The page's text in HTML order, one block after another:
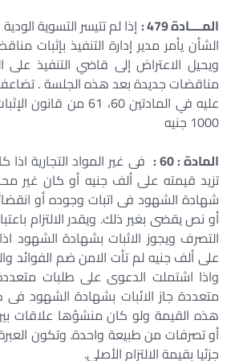
المــــادة 479 :
إذا لم تتيسر التسوية
الشأن يأمر مدير إدارة التنفيذ بإثبات
ويحيل الاعتراض إلى قاضي التنفيذ على
مناقضات جديدة بعد هذه الجلسة .
1000 جنيه
المادة : 60 :
فى غير المواد التجارية
تزيد قيمته على ألف جنيه أو كان غير
شهادة الشهود فى اتبات وجوده أو
أو نص يقضى بغير ذلك. ويقدر الالتزام
التصرف ويجوز الاثبات بشهادة الشهود اذا
على ألف جنيه لم تأت الامن ضم الفوائد
واذا اشتملت الدعوى على طلبات
متعددة جاز الائبات بشهادة الشهود
هذه القيمة ولو كان منشؤها علاقات
أو تصرفات من طبيعة واحدة. وتكون
جزئيا بقيمة الالتزام الأصلى.